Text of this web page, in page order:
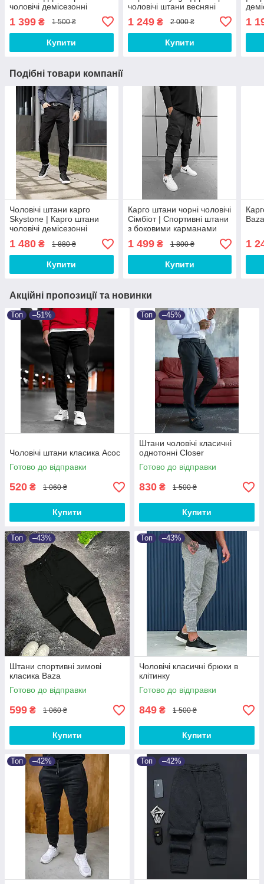
чоловічі демісезонні
1 399 ₴ 1 500 ₴
Купити
чоловічі штани весняні
1 249₴ 2 000 ₴
Купити
1
Подібні товари компанії
Чоловічі штани карго
Skystone | Карго штани
чоловічі демісезонні
1 480 ₴ 1 880 ₴
Купити
Карго штани чорні чоловічі
Сімбіот | Спортивні штани
з боковими карманами
чорні чоловічі
1 499₴ 1 800 ₴
Купити
1
Акційні пропозиції та новинки
Топ –51%
Чоловічі штани класика Асос
Готово до відправки
520 ₴ 1 060 ₴
Купити
Топ –45%
Штани чоловічі класичні
однотонні Closer
Готово до відправки
830 ₴ 1 500 ₴
Купити
Топ –43%
Штани спортивні зимові
класика Baza
Готово до відправки
599 ₴ 1 060 ₴
Купити
Топ –43%
Чоловічі класичні брюки в
клітинку
Готово до відправки
849 ₴ 1 500 ₴
Купити
Топ –42% Топ –42%